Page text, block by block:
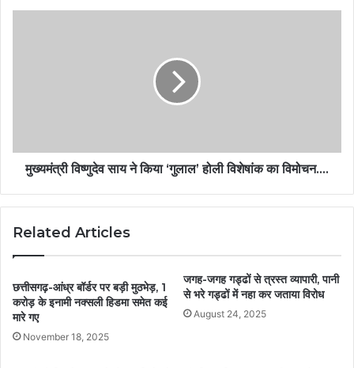
मुख्यमंत्री विष्णुदेव साय ने किया ‘गुलाल’ होली विशेषांक का विमोचन….
Related Articles
छत्तीसगढ़-आंध्र बॉर्डर पर बड़ी मुठभेड़, 1
करोड़ के इनामी नक्सली हिडमा समेत कई
मारे गए
November 18, 2025
जगह-जगह गड्ढों से त्रस्त व्यापारी, पानी
से भरे गड्ढों में नहा कर जताया विरोध
August 24, 2025